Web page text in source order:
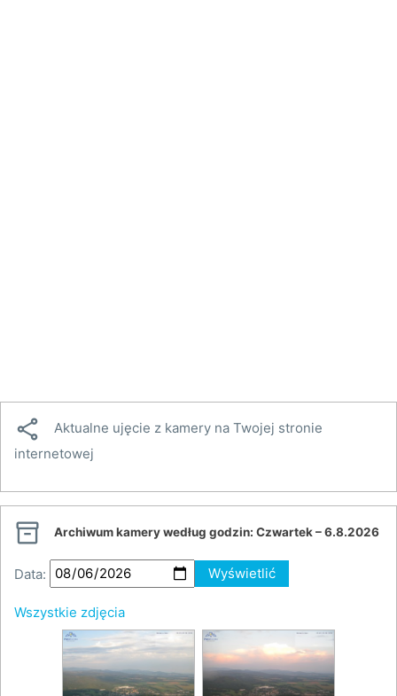

Aktualne ujęcie z kamery na Twojej stronie
internetowej
 Archiwum kamery według godzin: Czwartek – 6.8.2026
Data: Wyświetlić
Wszystkie zdjęcia